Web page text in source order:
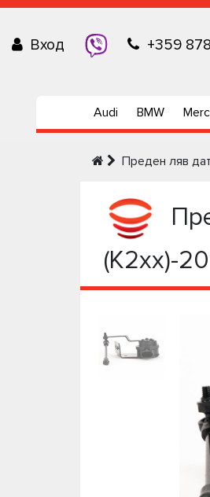
Вход +359
Audi BMW
Преден ляв
(K2xx)-